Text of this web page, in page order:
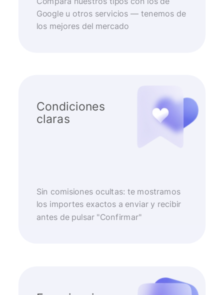
Google u otros servicios — tenemos de
los mejores del mercado
Condiciones
claras
Sin comisiones ocultas: te mostramos
los importes exactos a enviar y recibir
antes de pulsar "Confirmar"